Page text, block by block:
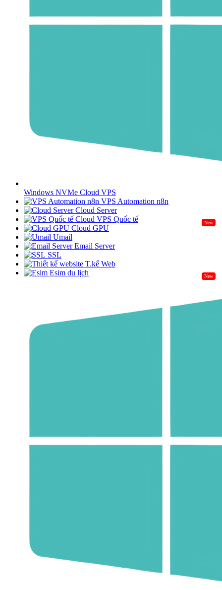
Windows NVMe Cloud VPS
VPS Automation n8n
Cloud Server
Cloud VPS Quốc tế
New
Cloud GPU
Umail
Email Server
SSL
T.kế Web
Esim du lịch
New